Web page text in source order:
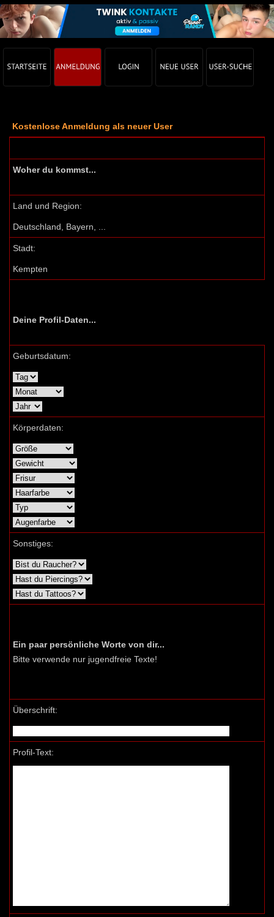
Kostenlose Anmeldung als neuer User
Woher du kommst...
Land und Region:
Deutschland, Bayern, ...
Stadt:
Kempten
Deine Profil-Daten...
Geburtsdatum:
Körperdaten:
Sonstiges:
Ein paar persönliche Worte von dir...
Bitte verwende nur jugendfreie Texte!
Überschrift:
Profil-Text: